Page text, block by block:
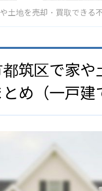
土地を売却・買取できる
筑区で家や
め（一戸建